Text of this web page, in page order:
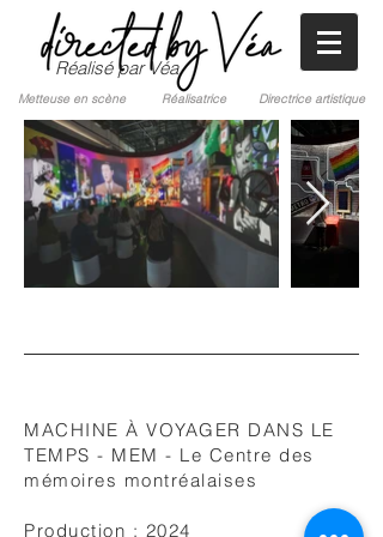
Metteuse en scène Réalisatrice Directrice artistique
Réalisé par Véa
MACHINE À VOYAGER DANS LE
TEMPS - MEM - Le Centre des
mémoires montréalaises
Production : 2024